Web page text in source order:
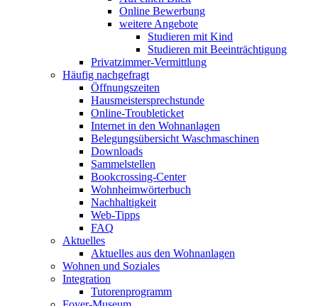
Online Bewerbung
weitere Angebote
Studieren mit Kind
Studieren mit Beeinträchtigung
Privatzimmer-Vermittlung
Häufig nachgefragt
Öffnungszeiten
Hausmeistersprechstunde
Online-Troubleticket
Internet in den Wohnanlagen
Belegungsübersicht Waschmaschinen
Downloads
Sammelstellen
Bookcrossing-Center
Wohnheimwörterbuch
Nachhaltigkeit
Web-Tipps
FAQ
Aktuelles
Aktuelles aus den Wohnanlagen
Wohnen und Soziales
Integration
Tutorenprogramm